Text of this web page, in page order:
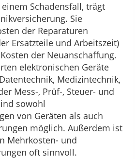
Schadensfall, trägt
Sie
der Reparaturen
Ersatzteile und Arbeitszeit)
der Neuanschaffung.
elektronischen Geräte
Medizintechnik,
Mess-, Prüf-, Steuer- und
sowohl
von Geräten als auch
möglich. Außerdem ist
Mehrkosten- und
oft sinnvoll.